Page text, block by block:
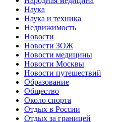
Наука
Наука и техника
Недвижимость
Новости
Новости ЗОЖ
Новости медицины
Новости Москвы
Новости путешествий
Образование
Общество
Около спорта
Отдых в России
Отдых за границей